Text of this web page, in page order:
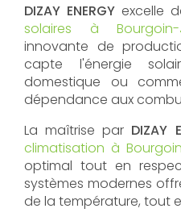
DIZAY ENERGYexcelle
solaires à Bourgoin-
innovante de
capte l'énergie
domestique ou
dépendance aux
La maîtrise par DIZAY
climatisation à
optimal tout en
systèmes modernes
de la température, tout